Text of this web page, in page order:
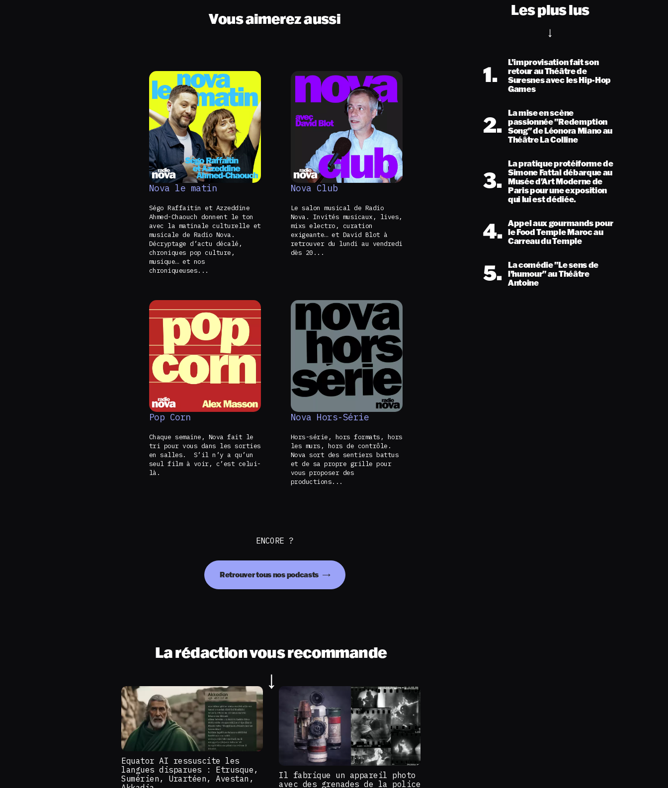
Vous aimerez aussi
Nova le matin
Ségo Raffaitin et Azzeddine
Ahmed-Chaouch donnent le ton
avec la matinale culturelle et
musicale de Radio Nova.
Décryptage d’actu décalé,
chroniques pop culture,
musique… et nos
chroniqueuses...
Nova Club
Le salon musical de Radio
Nova. Invités musicaux, lives,
mixs electro, curation
exigeante… et David Blot à
retrouver du lundi au vendredi
dès 20...
Pop Corn
Chaque semaine, Nova fait le
tri pour vous dans les sorties
en salles. S’il n’y a qu’un
seul film à voir, c’est celui-
là.
Nova Hors-Série
Hors-série, hors formats, hors
les murs, hors de contrôle.
Nova sort des sentiers battus
et de sa propre grille pour
vous proposer des
productions...
ENCORE ?
Retrouver tous nos podcasts
La rédaction vous recommande
Equator AI ressuscite les
langues disparues : Etrusque,
Sumérien, Urartéen, Avestan,
Il fabrique un appareil photo
avec des grenades de la police
Les plus lus
1.
L’improvisation fait son
retour au Théâtre de
Suresnes avec les Hip-Hop
Games
2. La mise en scène
passionnée "Redemption
Song" de Léonora Miano au
Théâtre La Colline
3.
La pratique protéiforme de
Simone Fattal débarque au
Musée d'Art Moderne de
Paris pour une exposition
qui lui est dédiée.
4. Appel aux gourmands pour
le Food Temple Maroc au
Carreau du Temple
5. La comédie "Le sens de
l'humour" au Théâtre
Antoine